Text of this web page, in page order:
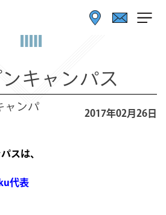
キャンパス
ャンパ
2017年02月26日
スは、
代表